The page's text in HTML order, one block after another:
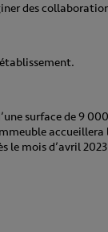
des
surface de 9
le mois d’avril